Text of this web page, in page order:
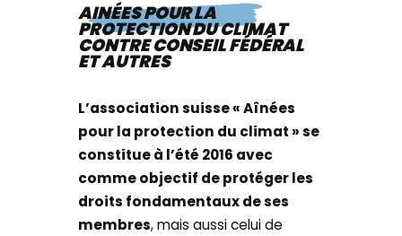
AINÉES POUR LA
PROTECTION DU CLIMAT
CONTRE CONSEIL FÉDÉRAL
ET AUTRES
L’association suisse « Aînées
pour la protection du climat » se
constitue à l’été 2016 avec
comme objectif de protéger les
droits fondamentaux de ses
membres, mais aussi celui de